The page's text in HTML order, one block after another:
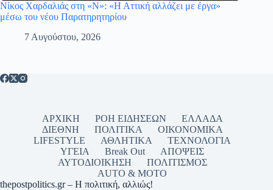
Νίκος Χαρδαλιάς στη «Ν»: «Η Αττική αλλάζει με έργα»
μέσω του νέου Παρατηρητηρίου
7 Αυγούστου, 2026
ΑΡΧΙΚΗ ΡΟΗ ΕΙΔΗΣΕΩΝ
ΕΛΛΑΔΑ
ΔΙΕΘΝΗ
ΠΟΛΙΤΙΚΑ
ΟΙΚΟΝΟΜΙΚΑ
LIFESTYLE
ΑΘΛΗΤΙΚΑ
ΤΕΧΝΟΛΟΓΙΑ
ΥΓΕΙΑ
Break Out
ΑΠΟΨΕΙΣ
ΑΥΤΟΔΙΟΙΚΗΣΗ
ΠΟΛΙΤΙΣΜΟΣ
AUTO & MOTO
thepostpolitics.gr – Η πολιτική, αλλιώς!